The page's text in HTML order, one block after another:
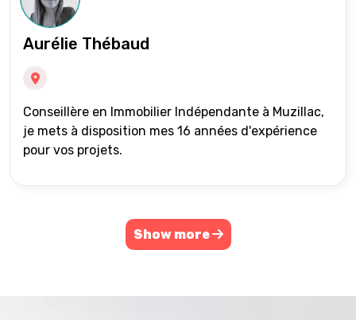
Aurélie Thébaud
Conseillère en Immobilier Indépendante à Muzillac,
je mets à disposition mes 16 années d'expérience
pour vos projets.
Show more